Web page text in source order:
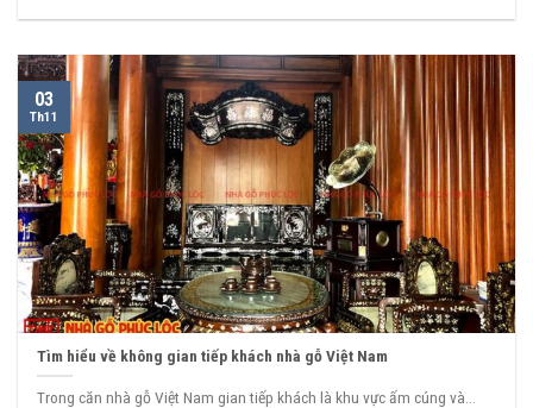
Tìm hiểu về không gian tiếp khách nhà gỗ Việt Nam
Trong căn nhà gỗ Việt Nam gian tiếp khách là khu vực ấm cúng và...
03
Th11